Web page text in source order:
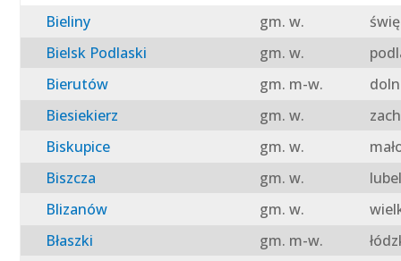
Bieliny
gm. w.
Bielsk Podlaski
gm. w.
Bierutów
gm. m-w.
Biesiekierz
gm. w.
Biskupice
gm. w.
Biszcza
gm. w.
Blizanów
gm. w.
Błaszki
gm. m-w.